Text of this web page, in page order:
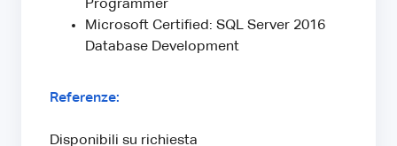
Programmer
Microsoft Certified: SQL Server 2016
Database Development
Referenze:
Disponibili su richiesta